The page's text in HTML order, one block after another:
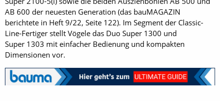
AB 600 der neuesten Generation (das bauMAGAZIN
berichtete in Heft 9/22, Seite 122). Im Segment der Classic-
Line-Fertiger stellt Vögele das Duo Super 1300 und
Super 1303 mit einfacher Bedienung und kompakten
Dimensionen vor.